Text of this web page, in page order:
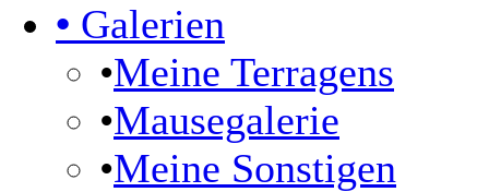
• Galerien
•Meine Terragens
•Mausegalerie
•Meine Sonstigen